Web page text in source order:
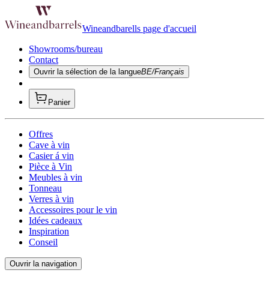
Wineandbarells page d'accueil
Showrooms/bureau
Contact
Ouvrir la sélection de la langueBE/Français
Panier
Offres
Cave à vin
Casier á vin
Pièce à Vin
Meubles à vin
Tonneau
Verres à vin
Accessoires pour le vin
Idées cadeaux
Inspiration
Conseil
Ouvrir la navigation